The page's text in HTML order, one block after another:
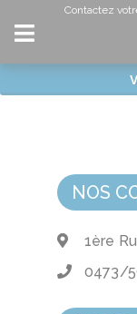
Contactez
NOS
1ère
0473/
Panneau de gestion